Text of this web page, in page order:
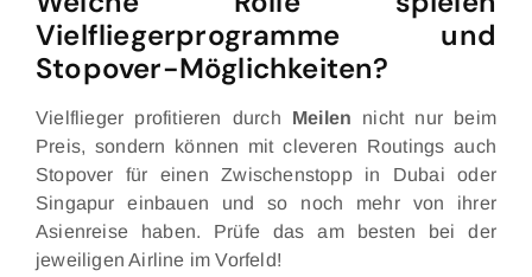
Vielfliegerprogramme und
Stopover-Möglichkeiten?
Vielflieger profitieren durch Meilen nicht nur beim
Preis, sondern können mit cleveren Routings auch
Stopover für einen Zwischenstopp in Dubai oder
Singapur einbauen und so noch mehr von ihrer
Asienreise haben. Prüfe das am besten bei der
jeweiligen Airline im Vorfeld!